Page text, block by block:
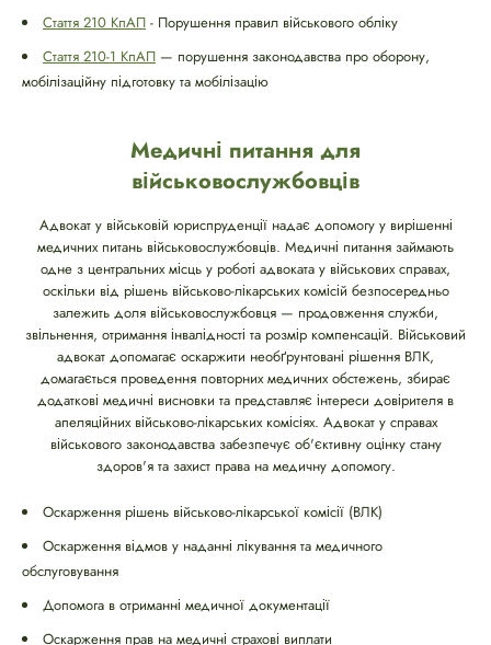
Стаття 210 КпАП - Порушення правил військового обліку
Стаття 210-1 КпАП — порушення законодавства про оборону,
мобілізаційну підготовку та мобілізацію
Медичні питання для
військовослужбовців
Адвокат у військовій юриспруденції надає допомогу у вирішенні
медичних питань військовослужбовців. Медичні питання займають
одне з центральних місць у роботі адвоката у військових справах,
оскільки від рішень військово-лікарських комісій безпосередньо
залежить доля військовослужбовця — продовження служби,
звільнення, отримання інвалідності та розмір компенсацій. Військовий
адвокат допомагає оскаржити необґрунтовані рішення ВЛК,
домагається проведення повторних медичних обстежень, збирає
додаткові медичні висновки та представляє інтереси довірителя в
апеляційних військово-лікарських комісіях. Адвокат у справах
військового законодавства забезпечує об'єктивну оцінку стану
здоров'я та захист права на медичну допомогу.
Оскарження рішень військово-лікарської комісії (ВЛК)
Оскарження відмов у наданні лікування та медичного
обслуговування
Допомога в отриманні медичної документації
Оскарження прав на медичні страхові виплати